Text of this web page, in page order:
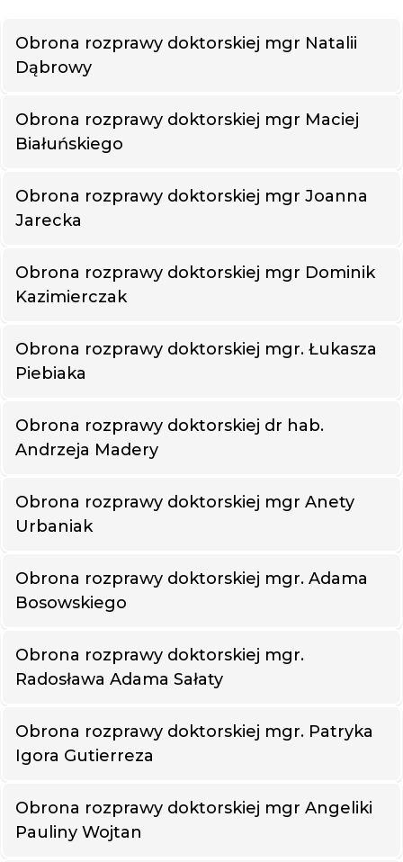
Obrona rozprawy doktorskiej mgr Natalii
Dąbrowy
Obrona rozprawy doktorskiej mgr Maciej
Białuńskiego
Obrona rozprawy doktorskiej mgr Joanna
Jarecka
Obrona rozprawy doktorskiej mgr Dominik
Kazimierczak
Obrona rozprawy doktorskiej mgr. Łukasza
Piebiaka
Obrona rozprawy doktorskiej dr hab.
Andrzeja Madery
Obrona rozprawy doktorskiej mgr Anety
Urbaniak
Obrona rozprawy doktorskiej mgr. Adama
Bosowskiego
Obrona rozprawy doktorskiej mgr.
Radosława Adama Sałaty
Obrona rozprawy doktorskiej mgr. Patryka
Igora Gutierreza
Obrona rozprawy doktorskiej mgr Angeliki
Pauliny Wojtan